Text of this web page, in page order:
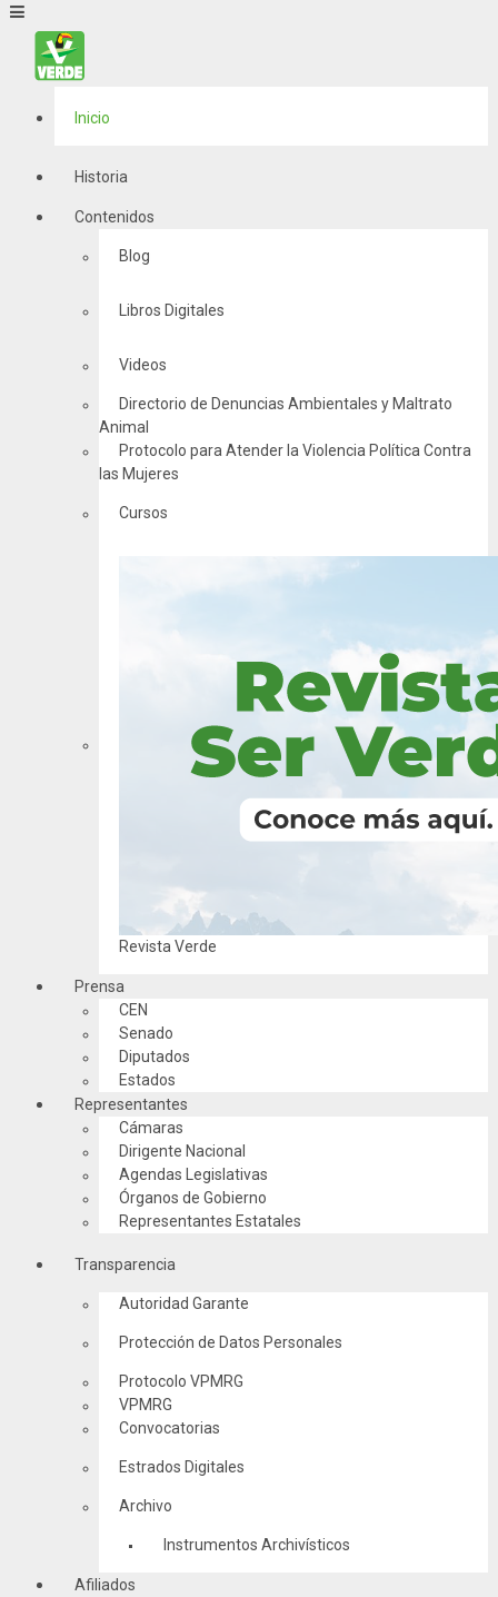
Inicio
Historia
Contenidos
Blog
Libros Digitales
Videos
Directorio de Denuncias Ambientales y Maltrato
Animal
Protocolo para Atender la Violencia Política Contra
las Mujeres
Cursos
Revista Verde
Prensa
CEN
Senado
Diputados
Estados
Representantes
Cámaras
Dirigente Nacional
Agendas Legislativas
Órganos de Gobierno
Representantes Estatales
Transparencia
Autoridad Garante
Protección de Datos Personales
Protocolo VPMRG
VPMRG
Convocatorias
Estrados Digitales
Archivo
Instrumentos Archivísticos
Afiliados